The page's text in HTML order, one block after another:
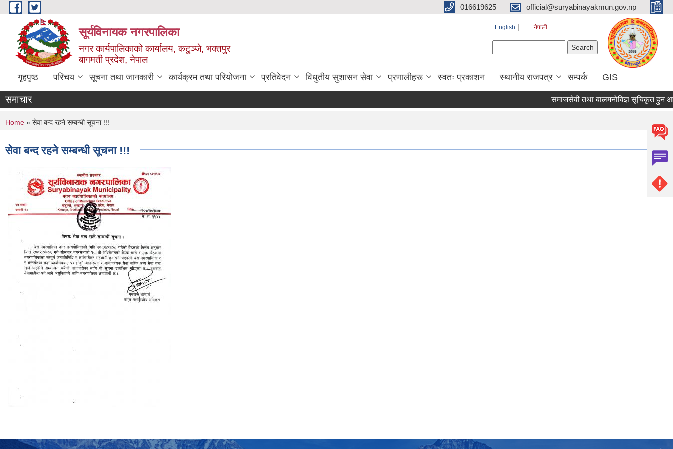
Skip to main content 016619625 official@suryabinayakmun.gov.np
सूर्यविनायक नगरपालिका
नगर कार्यपालिकाको कार्यालय, कटुञ्जे, भक्तपुर
बागमती प्रदेश, नेपाल
English नेपाली
गृहपृष्ठ परिचय सूचना तथा जानकारी कार्यक्रम तथा परियोजना प्रतिवेदन विधुतीय सुशासन सेवा प्रणालीहरू स्वतः प्रकाशन स्थानीय राजपत्र सम्पर्क GIS
समाचार समाजसेवी तथा बालमनोविज्ञ सूचिकृत हुन
You are here
Home » सेवा बन्द रहने सम्बन्धी सूचना !!!
सेवा बन्द रहने सम्बन्धी सूचना !!!